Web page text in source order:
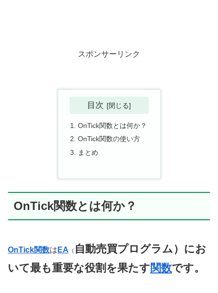
スポンサーリンク
目次
OnTick関数とは何か？
OnTick関数の使い方
まとめ
OnTick関数とは何か？
OnTick関数は EA （ 自動売買プログラム）にお
いて最も重要な役割を果たす関数です。